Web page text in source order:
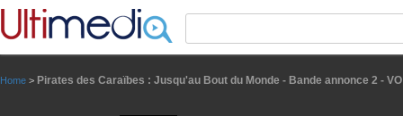
Home > Pirates des Caraïbes : Jusqu'au Bout du Monde - Bande annonce 2 -
Panneau de gestion des cookies